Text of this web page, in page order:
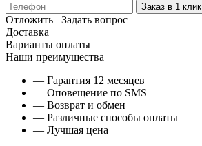
Заказ в 1 клик
Отложить
Задать вопрос
Доставка
Варианты оплаты
Наши преимущества
— Гарантия 12 месяцев
— Оповещение по SMS
— Возврат и обмен
— Различные способы оплаты
— Лучшая цена